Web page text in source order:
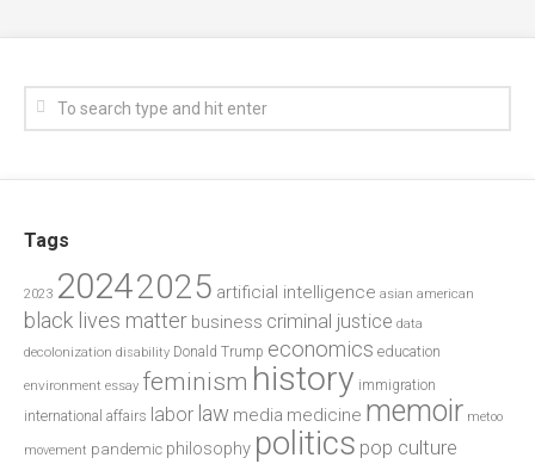
Tags
2023 20242025 artificial intelligence asian american
black lives matter business criminal justice data
decolonization disability Donald Trump economics education
environment essay feminism history immigration
international affairs labor law media medicine memoir metoo
movement pandemic philosophy politics pop culture